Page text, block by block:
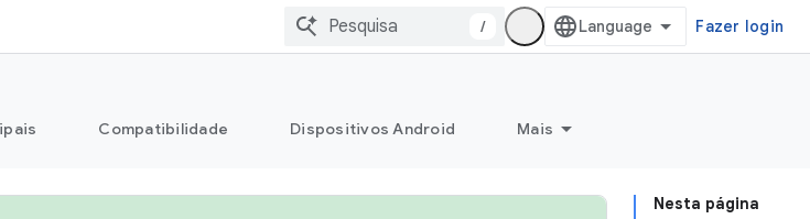
/ Fazer login
Compatibilidade Dispositivos Android Mais
Nesta página